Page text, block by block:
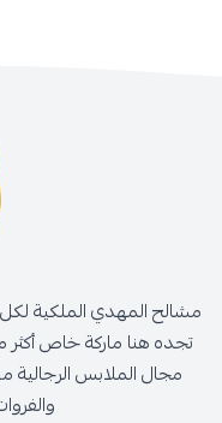
مشالح المهدي الملكية
مجال الملابس الرجالية